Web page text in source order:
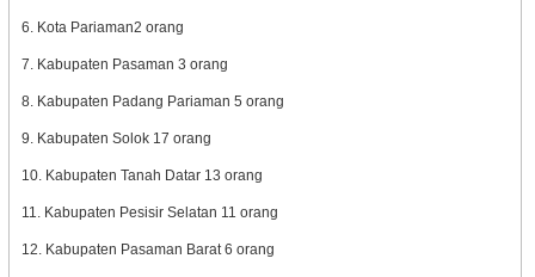
6. Kota Pariaman2 orang
7. Kabupaten Pasaman 3 orang
8. Kabupaten Padang Pariaman 5 orang
9. Kabupaten Solok 17 orang
10. Kabupaten Tanah Datar 13 orang
11. Kabupaten Pesisir Selatan 11 orang
12. Kabupaten Pasaman Barat 6 orang